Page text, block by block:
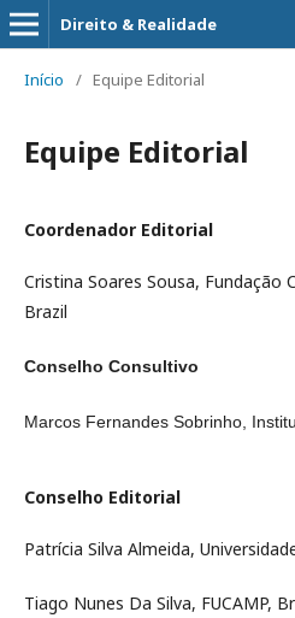
Direito & Realidade
Início / Equipe Editorial
Equipe Editorial
Coordenador Editorial
Cristina Soares Sousa, Fundação
Brazil
Conselho Consultivo
Marcos Fernandes Sobrinho,
Conselho Editorial
Patrícia Silva Almeida,
Tiago Nunes Da Silva, FUCAMP,